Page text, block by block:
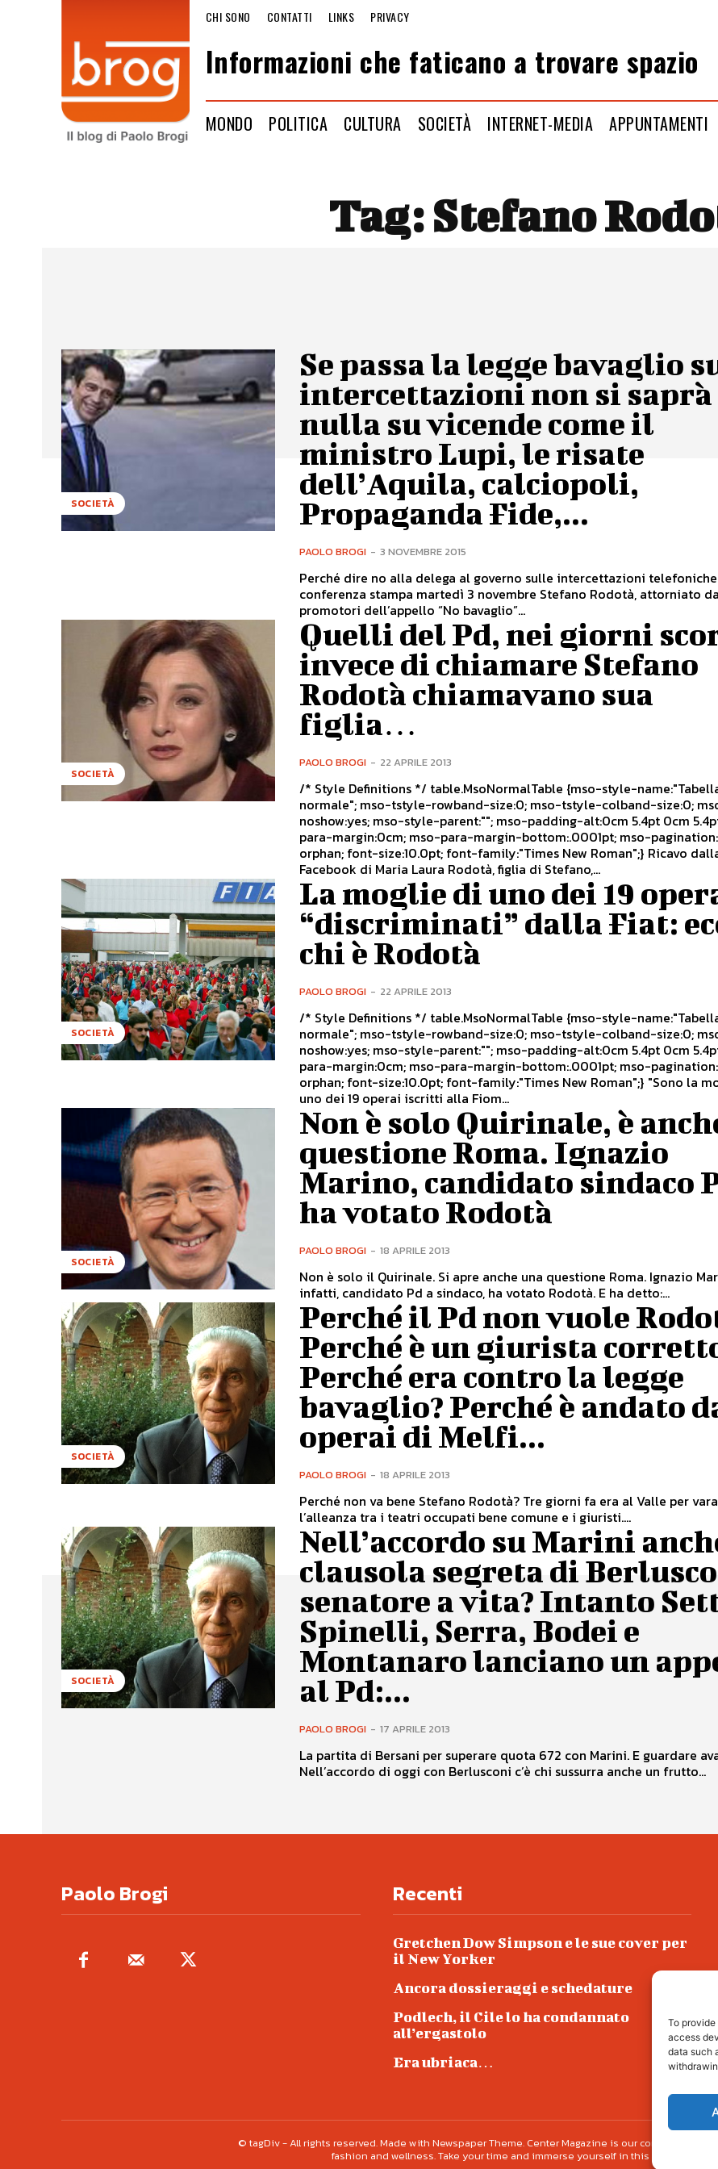
To
access
data such
CHI SONO CONTATTI LINKS PRIVACY
Informazioni che faticano a trovare spazio
MONDO POLITICA CULTURA SOCIETÀ INTERNET-MEDIA APPUNTAMENTI
Tag:Stefano
SOCIETÀ
Se passa la legge bavaglio
intercettazioni non si
nulla su vicende come il
ministro Lupi, le risate
dell’Aquila, calciopoli,
Propaganda Fide,...
PAOLO BROGI - 3 NOVEMBRE 2015
Perché dire no alla delega al governo sulle intercettazioni telefoniche? In
conferenza stampa martedì 3 novembre Stefano Rodotà, attorniato
promotori dell’appello “No bavaglio”...
SOCIETÀ
Quelli del Pd, nei giorni
invece di chiamare Stefano
Rodotà chiamavano sua
figlia…
PAOLO BROGI - 22 APRILE 2013
/* Style Definitions */ table.MsoNormalTable {mso-style-name:"Tabella
normale"; mso-tstyle-rowband-size:0; mso-tstyle-colband-size:0; mso-style-
noshow:yes; mso-style-parent:""; mso-padding-alt:0cm 5.4pt 0cm 5.4pt; mso-
para-margin:0cm; mso-para-margin-bottom:.0001pt; mso-pagination:widow-
orphan; font-size:10.0pt; font-family:"Times New Roman";} Ricavo dalla pagina
Facebook di Maria Laura Rodotà, figlia di Stefano,...
SOCIETÀ
La moglie di uno dei 19
“discriminati” dalla Fiat:
chi è Rodotà
PAOLO BROGI - 22 APRILE 2013
/* Style Definitions */ table.MsoNormalTable {mso-style-name:"Tabella
normale"; mso-tstyle-rowband-size:0; mso-tstyle-colband-size:0; mso-style-
noshow:yes; mso-style-parent:""; mso-padding-alt:0cm 5.4pt 0cm 5.4pt; mso-
para-margin:0cm; mso-para-margin-bottom:.0001pt; mso-pagination:widow-
orphan; font-size:10.0pt; font-family:"Times New Roman";} "Sono la moglie di
uno dei 19 operai iscritti alla Fiom...
SOCIETÀ
Non è solo Quirinale, è
questione Roma. Ignazio
Marino, candidato sindaco
ha votato Rodotà
PAOLO BROGI - 18 APRILE 2013
Non è solo il Quirinale. Si apre anche una questione Roma. Ignazio
infatti, candidato Pd a sindaco, ha votato Rodotà. E ha detto:...
SOCIETÀ
Perché il Pd non vuole
Perché è un giurista
Perché era contro la legge
bavaglio? Perché è andato
operai di Melfi...
PAOLO BROGI - 18 APRILE 2013
Perché non va bene Stefano Rodotà? Tre giorni fa era al Valle per
l’alleanza tra i teatri occupati bene comune e i giuristi....
SOCIETÀ
Nell’accordo su Marini
clausola segreta di
senatore a vita? Intanto
Spinelli, Serra, Bodei e
Montanaro lanciano un
al Pd:...
PAOLO BROGI - 17 APRILE 2013
La partita di Bersani per superare quota 672 con Marini. E guardare
Nell’accordo di oggi con Berlusconi c’è chi sussurra anche un frutto...
Paolo Brogi Recenti
Gretchen Dow Simpson e le sue cover per
il New Yorker
Ancora dossieraggi e schedature
Podlech, il Cile lo ha condannato
all’ergastolo
Era ubriaca…
© tagDiv - All rights reserved. Made with Newspaper Theme. Center Magazine is our complete
fashion and wellness. Take your time and immerse yourself in this amazing